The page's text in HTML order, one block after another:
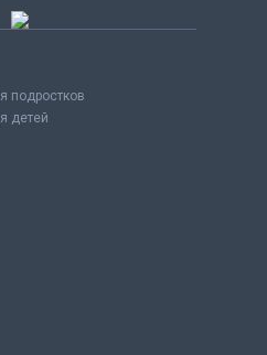
подростков
детей